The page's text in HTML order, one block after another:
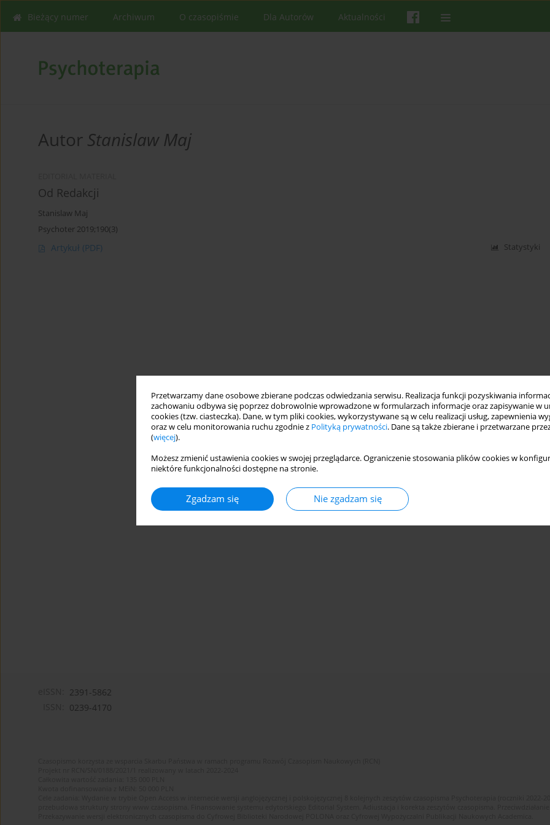
Przetwarzamy dane osobowe zbierane podczas odwiedzania serwisu. Realizacja funkcji pozyskiwania
zachowaniu odbywa się poprzez dobrowolnie wprowadzone w formularzach informacje oraz zapisywanie w
cookies (tzw. ciasteczka). Dane, w tym pliki cookies, wykorzystywane są w celu realizacji usług, zapewnienia
oraz w celu monitorowania ruchu zgodnie z Polityką prywatności. Dane są także zbierane i przetwarzane
(więcej).
Możesz zmienić ustawienia cookies w swojej przeglądarce. Ograniczenie stosowania plików cookies w
niektóre funkcjonalności dostępne na stronie.
Zgadzam się Nie zgadzam się
Bieżący numer Archiwum O czasopiśmie Dla Autorów Aktualności
Autor Stanislaw Maj
Od Redakcji
Stanislaw Maj
Psychoter 2019;190(3)
Artykuł (PDF) Statystyki
2391-5862
0239-4170